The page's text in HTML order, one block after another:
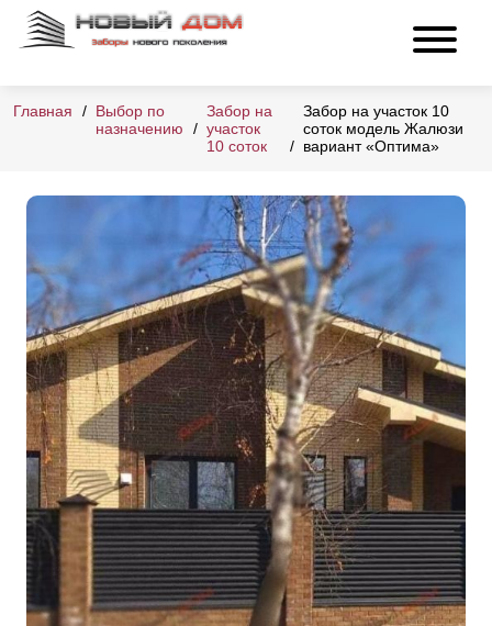
Главная
Выбор по
назначению
Забор на
участок
10 соток
Забор на участок 10
соток модель Жалюзи
вариант «Оптима»